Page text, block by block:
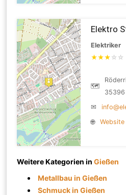
Elektro
Elektriker
★★★ ☆ ☆
🗺
35396
✉
🌐
Website
Weitere Kategorien inGießen
Metallbau in Gießen
Schmuck in Gießen